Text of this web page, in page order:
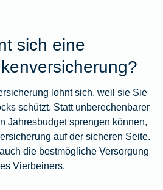
sich eine
lohnt sich, weil sie Sie
schützt. Statt unberechenbarer
Jahresbudget sprengen können,
auf der sicheren Seite.
die bestmögliche Versorgung
Vierbeiners.